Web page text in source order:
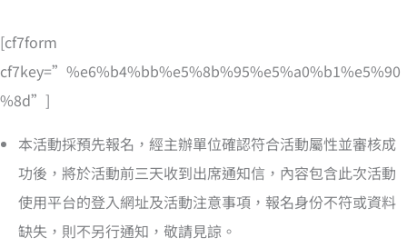
[cf7form
cf7key=”%e6%b4%bb%e5%8b%95%e5%a0%b1%e5%90
%8d”]
本活動採預先報名，經主辦單位確認符合活動屬性並審核成
功後，將於活動前三天收到出席通知信，內容包含此次活動
使用平台的登入網址及活動注意事項，報名身份不符或資料
缺失，則不另行通知，敬請見諒。